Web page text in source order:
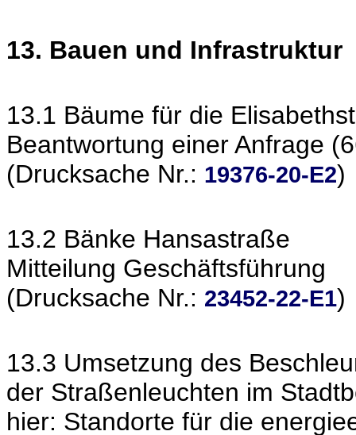
13. Bauen und Infrastruktur
13.1 Bäume für die
Beantwortung einer Anfrage
(Drucksache Nr.: 19376-20-E2)
13.2 Bänke Hansastraße
Mitteilung Geschäftsführung
(Drucksache Nr.: 23452-22-E1)
13.3 Umsetzung des
der Straßenleuchten im
hier: Standorte für die